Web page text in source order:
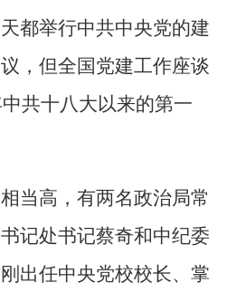
都举行中共中央党的建
，但全国党建工作座谈
共十八大以来的第一
当高，有两名政治局常
记处书记蔡奇和中纪委
出任中央党校校长、掌